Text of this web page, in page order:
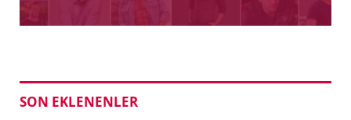
SON EKLENENLER